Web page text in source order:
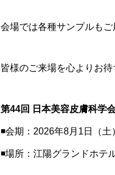
会場では各種サンプルも
皆様のご来場を心よりお待
第44回 日本美容皮膚科学
◾️会期：2026年8月1日（土
◾️場所：江陽グランドホテ